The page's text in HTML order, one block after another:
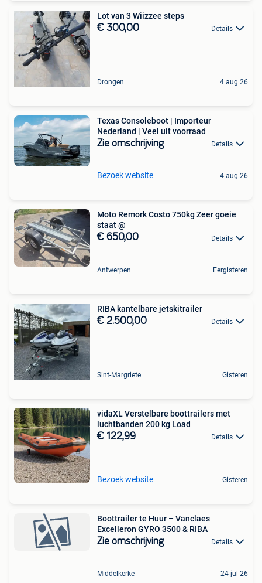
Lot van 3 Wiizzee steps
€ 300,00 Details
Drongen 4 aug 26
Texas Consoleboot | Importeur
Nederland | Veel uit voorraad
Zie omschrijving Details
Bezoek website 4 aug 26
Moto Remork Costo 750kg Zeer goeie
staat @
€ 650,00 Details
Antwerpen Eergisteren
RIBA kantelbare jetskitrailer
€ 2.500,00 Details
Sint-Margriete Gisteren
vidaXL Verstelbare boottrailers met
luchtbanden 200 kg Load
€ 122,99 Details
Bezoek website Gisteren
Boottrailer te Huur – Vanclaes
Excelleron GYRO 3500 & RIBA
Zie omschrijving Details
Middelkerke 24 jul 26